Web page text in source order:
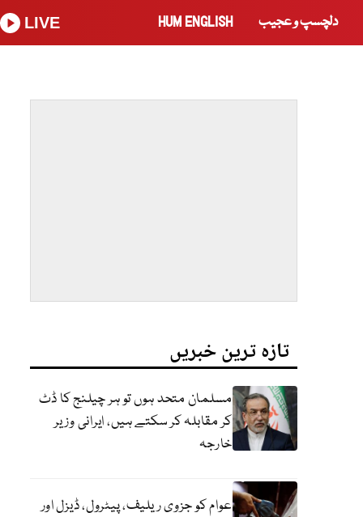
دلچسپ و عجیب HUM ENGLISH
LIVE
تازہ ترین خبریں
مسلمان متحد ہوں تو ہر چیلنج کا ڈٹ
کر مقابلہ کر سکتے ہیں، ایرانی وزیر
خارجہ
عوام کو جزوی ریلیف، پیٹرول، ڈیزل اور